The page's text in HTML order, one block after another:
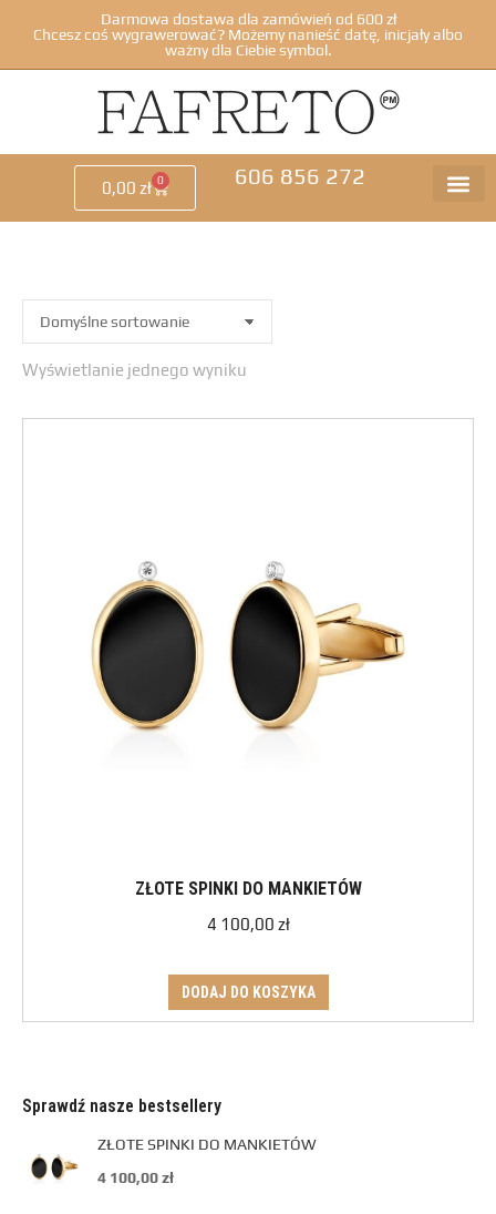
Darmowa dostawa dla zamówień od 600 zł
Chcesz coś wygrawerować? Możemy nanieść datę, inicjały albo
ważny dla Ciebie symbol.
0,00 zł 0 606 856 272
Wyświetlanie jednego wyniku
ZŁOTE SPINKI DO MANKIETÓW
4 100,00 zł
DODAJ DO KOSZYKA
Sprawdź nasze bestsellery
ZŁOTE SPINKI DO MANKIETÓW
4 100,00zł